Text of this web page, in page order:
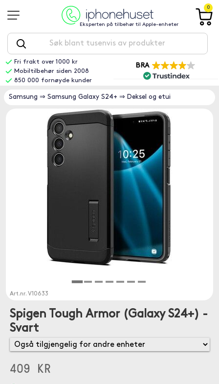
Eksperten på tilbehør til Apple-enheter
0
Fri frakt over 1000 kr
Mobiltilbehør siden 2008
850 000 fornøyde kunder
BRA
Samsung ⇒ Samsung Galaxy S24+ ⇒ Deksel og etui
Art.nr. V10633
Spigen Tough Armor (Galaxy S24+) -
Svart
409 KR